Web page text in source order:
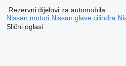
Rezervni dijelovi za automobila
Nissan motori Nissan glave cilindra
Slični oglasi